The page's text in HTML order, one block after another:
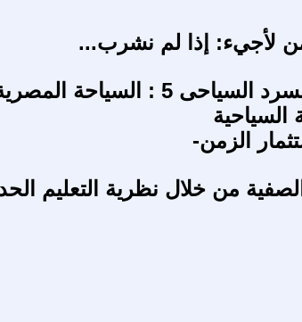
لأجيء: إذا لم نشرب...
مختبر السرد السياحى 5 :
السياحية
الزمن-
الصفية من خلال نظرية التعليم